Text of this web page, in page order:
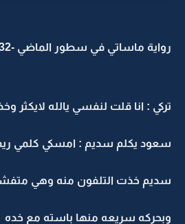
ماساتي في سطور الماضي -32
: انا قلت لنفسي يالله لايكثر وخذيها
يكلم سديم : امسكي كلمي ريما
خذت التلفون منه وهي متفشله
سريعه منها باسته مع خده